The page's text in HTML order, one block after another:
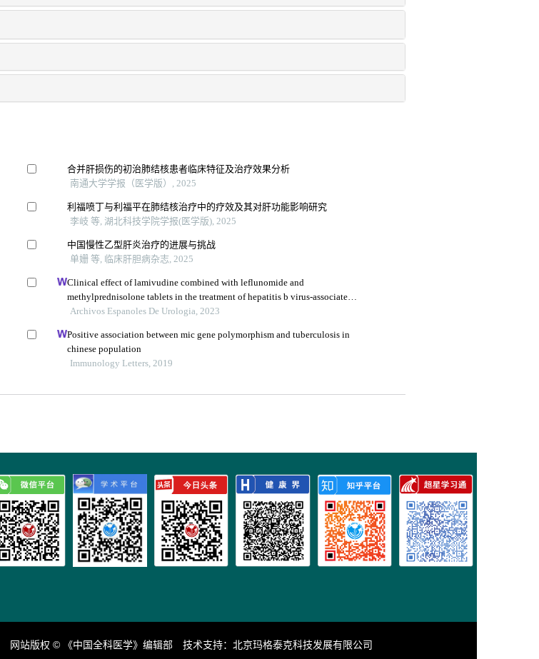
合并肝损伤的初治肺结核患者临床特征及治疗效果分析
南通大学学报（医学版）, 2025
利福喷丁与利福平在肺结核治疗中的疗效及其对肝功能影响研究
李岐 等, 湖北科技学院学报(医学版), 2025
中国慢性乙型肝炎治疗的进展与挑战
单姗 等, 临床肝胆病杂志, 2025
Clinical effect of lamivudine combined with leflunomide and
methylprednisolone tablets in the treatment of hepatitis b virus-associated
glomerulonephritis and its influence on renal function indicators
Archivos Espanoles De Urologia, 2023
Positive association between mic gene polymorphism and tuberculosis in
chinese population
Immunology Letters, 2019
网站版权 © 《中国全科医学》编辑部 技术支持： 北京玛格泰克科技发展有限公司